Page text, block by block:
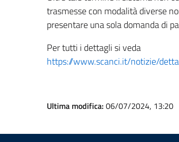
trasmesse con modalità diverse
presentare una sola domanda di
Per tutti i dettagli si veda
https://www.scanci.it/notizie/
Ultima modifica: 06/07/2024, 13:20